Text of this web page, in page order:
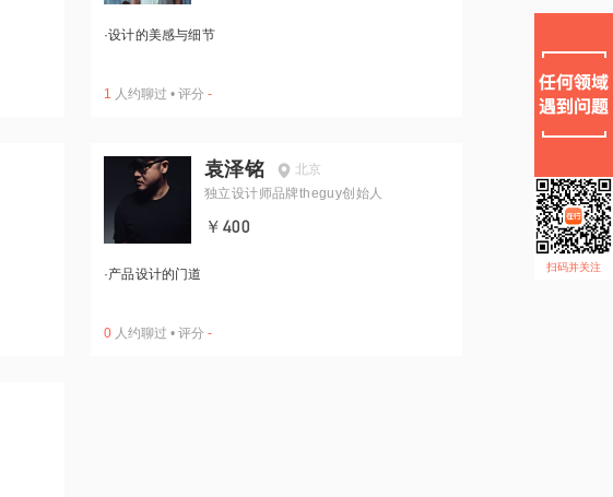
·设计的美感与细节
1 人约聊过 • 评分 -
袁泽铭
北京
独立设计师品牌theguy创始人
￥400
·产品设计的门道
0 人约聊过 • 评分 -
扫码并关注